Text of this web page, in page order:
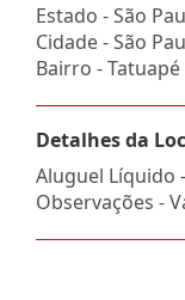
Estado -São
Cidade -São
Bairro -Tatuapé
Detalhes da
Aluguel Líquido -
Observações -